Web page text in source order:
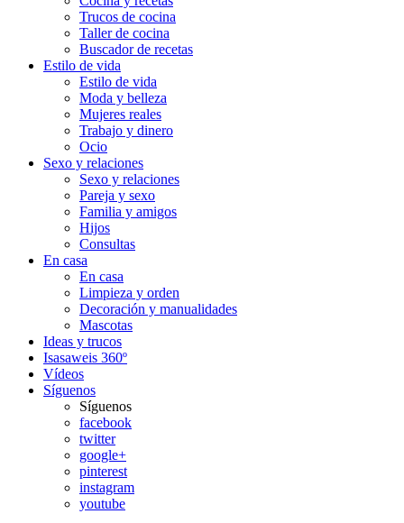
Trucos de cocina
Taller de cocina
Buscador de recetas
Estilo de vida
Estilo de vida
Moda y belleza
Mujeres reales
Trabajo y dinero
Ocio
Sexo y relaciones
Sexo y relaciones
Pareja y sexo
Familia y amigos
Hijos
Consultas
En casa
En casa
Limpieza y orden
Decoración y manualidades
Mascotas
Ideas y trucos
Isasaweis 360º
Vídeos
Síguenos
Síguenos
facebook
twitter
google+
pinterest
instagram
youtube